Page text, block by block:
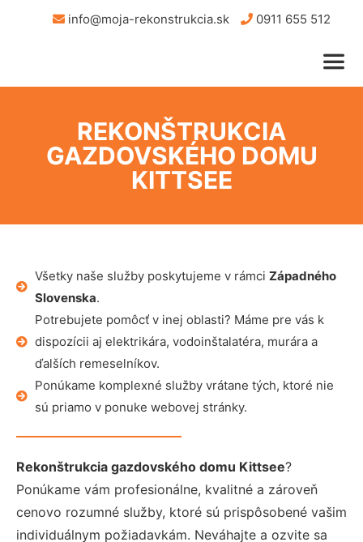
info@moja-rekonstrukcia.sk 0911 655 512
REKONŠTRUKCIA
GAZDOVSKÉHO DOMU
KITTSEE
Všetky naše služby poskytujeme v rámci Západného
Slovenska.
Potrebujete pomôcť v inej oblasti? Máme pre vás k
dispozícii aj elektrikára, vodoinštalatéra, murára a
ďalších remeselníkov.
Ponúkame komplexné služby vrátane tých, ktoré nie
sú priamo v ponuke webovej stránky.
Rekonštrukcia gazdovského domu Kittsee?
Ponúkame vám profesionálne, kvalitné a zároveň
cenovo rozumné služby, ktoré sú prispôsobené vašim
individuálnym požiadavkám. Neváhajte a ozvite sa